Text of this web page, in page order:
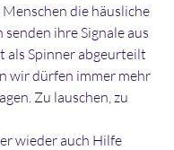
die häusliche
ihre Signale aus
als Spinner abgeurteilt
wir dürfen immer mehr
Zu lauschen, zu
wieder auch Hilfe